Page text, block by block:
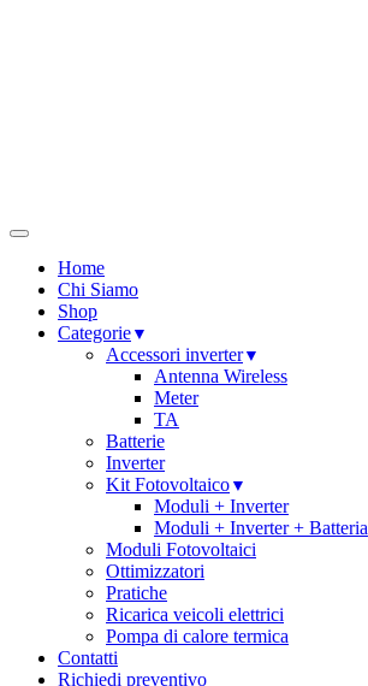
Home
Chi Siamo
Shop
Categorie
Accessori inverter
Antenna Wireless
Meter
TA
Batterie
Inverter
Kit Fotovoltaico
Moduli + Inverter
Moduli + Inverter + Batteria
Moduli Fotovoltaici
Ottimizzatori
Pratiche
Ricarica veicoli elettrici
Pompa di calore termica
Contatti
Richiedi preventivo